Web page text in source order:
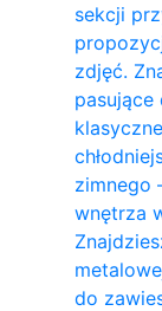
sekcji
zdjęć.
zimnego
wnętrza
do